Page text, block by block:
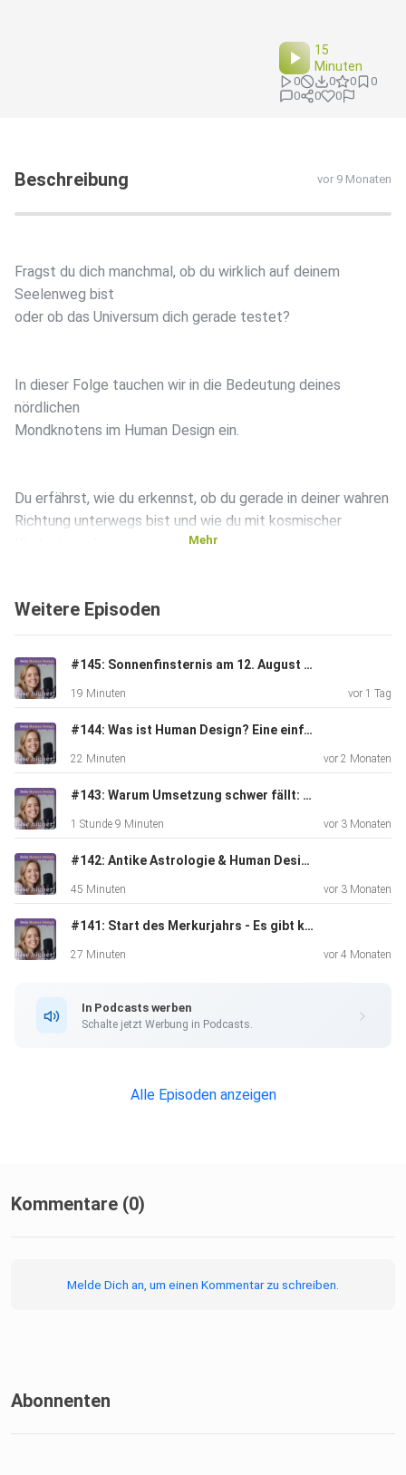
15
Minuten
0 0 0
0
0
0 0
Beschreibung vor 9 Monaten
Fragst du dich manchmal, ob du wirklich auf deinem
Seelenweg bist
oder ob das Universum dich gerade testet?
In dieser Folge tauchen wir in die Bedeutung deines
nördlichen
Mondknotens im Human Design ein.
Du erfährst, wie du erkennst, ob du gerade in deiner wahren
Richtung unterwegs bist und wie du mit kosmischer
gerne
Folge Nr. 128 an.
Erstelle jetzt kostenfrei deine eigene Human Design Chart
meinem brandneuen Rechner:
https://jessicaheinrich.com/hd-chart/
Du findest den nördlichen Mondknoten in deiner
auf der rechten Seite, an dritter Position.
Mehr
Weitere Episoden
#145: Sonnenfinsternis am 12. August - Das kosmische Event, das du nicht ignorieren solltest
19 Minuten vor 1 Tag
#144: Was ist Human Design? Eine einfache Erklarung!
22 Minuten vor 2 Monaten
#143: Warum Umsetzung schwer fällt: Hohe Intelligenz, Human Design & der Weg aus dem Selbstzweifel - Gespräch mit Miriam Michaelsen
1 Stunde 9 Minuten vor 3 Monaten
#142: Antike Astrologie & Human Design - Gespräch mit Carina Harsch
45 Minuten vor 3 Monaten
#141: Start des Merkurjahrs - Es gibt kein zurück mehr!
27 Minuten vor 4 Monaten
In Podcasts werben
Schalte jetzt Werbung in Podcasts.
Alle Episoden anzeigen
Kommentare (0)
Melde Dich an, um einen Kommentar zu schreiben.
Abonnenten